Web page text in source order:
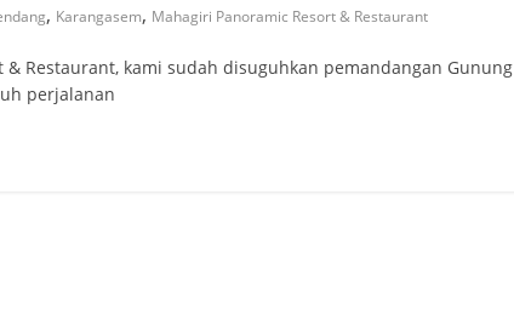
, Karangasem, Mahagiri Panoramic Resort & Restaurant
Restaurant, kami sudah disuguhkan pemandangan Gunung
perjalanan